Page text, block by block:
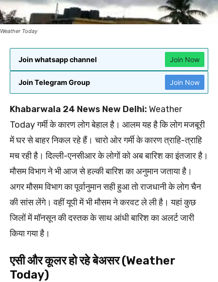
Weather Today
Join whatsapp channel Join Now
Join Telegram Group Join Now
Khabarwala 24 News New Delhi: Weather
Today गर्मी के कारण लोग बेहाल है। आलम यह है कि लोग मजबूरी
में घर से बाहर निकल रहे हैं। चारो ओर गर्मी के कारण त्राहि-त्राहि
मच रही है। दिल्ली-एनसीआर के लोगों को अब बारिश का इंतजार है।
मौसम विभाग ने भी आज से हल्की बारिश का अनुमान जताया है।
अगर मौसम विभाग का पूर्वानुमान सही हुआ तो राजधानी के लोग चैन
की सांस लेंगे। वहीं यूपी में भी मौसम ने करवट ले ली है। यहां कुछ
जिलों में मॉनसून की दस्तक के साथ आंधी बारिश का अलर्ट जारी
किया गया है।
एसी और कूलर हो रहे बेअसर (Weather
Today)